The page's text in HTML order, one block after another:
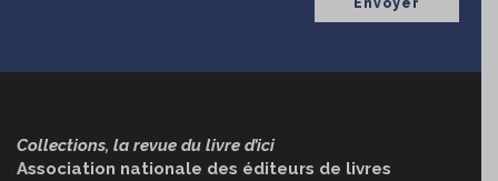
Collections, la revue du livre d’ici
Association nationale des éditeurs de livres